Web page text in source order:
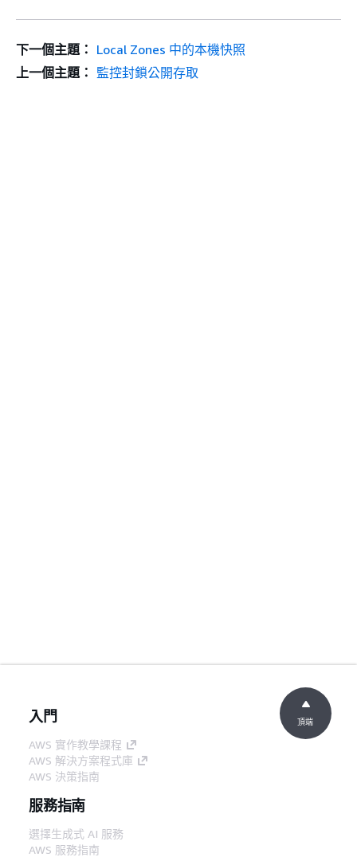
下一個主題： Local Zones 中的本機快照
上一個主題： 監控封鎖公開存取
入門
AWS 實作教學課程
AWS 解決方案程式庫
AWS 決策指南
服務指南
選擇生成式 AI 服務
AWS 服務指南
頂端